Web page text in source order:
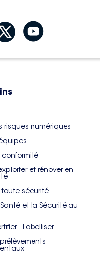
risques numériques
conformité
et rénover en
toute sécurité
Santé et la Sécurité au
- Labelliser